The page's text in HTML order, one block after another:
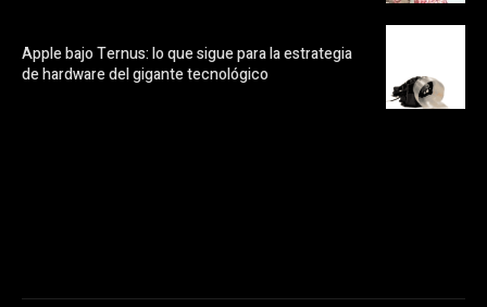
Apple bajo Ternus: lo que sigue para la estrategia
de hardware del gigante tecnológico